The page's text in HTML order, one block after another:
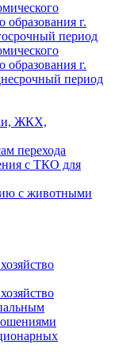
образования г.
период
образования г.
период
ЖКХ,
перехода
с ТКО для
с животными